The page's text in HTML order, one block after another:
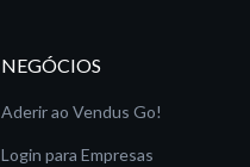
NEGÓCIOS
Aderir ao Vendus Go!
Login para Empresas